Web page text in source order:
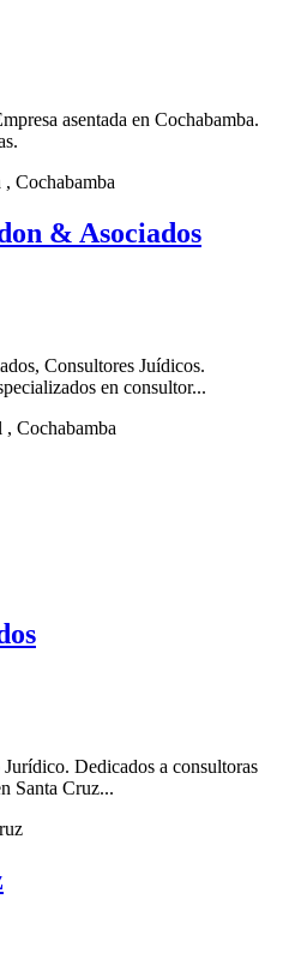
asentada en Cochabamba.
, Cochabamba
& Asociados
Consultores Juídicos.
en consultor...
, Cochabamba
Dedicados a consultoras
Santa Cruz...